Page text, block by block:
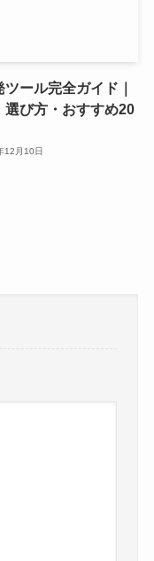
ツール完全ガイド｜
選び方・おすすめ20
12月10日